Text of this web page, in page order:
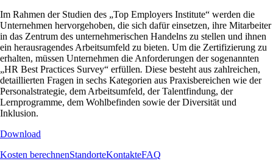
Im Rahmen der Studien des „Top Employers Institute“ werden die
Unternehmen hervorgehoben, die sich dafür einsetzen, ihre Mitarbeiter
in das Zentrum des unternehmerischen Handelns zu stellen und ihnen
ein herausragendes Arbeitsumfeld zu bieten. Um die Zertifizierung zu
erhalten, müssen Unternehmen die Anforderungen der sogenannten
„HR Best Practices Survey“ erfüllen. Diese besteht aus zahlreichen,
detaillierten Fragen in sechs Kategorien aus Praxisbereichen wie der
Personalstrategie, dem Arbeitsumfeld, der Talentfindung, der
Lernprogramme, dem Wohlbefinden sowie der Diversität und
Inklusion.
Download
Kosten berechnenStandorteKontakteFAQ